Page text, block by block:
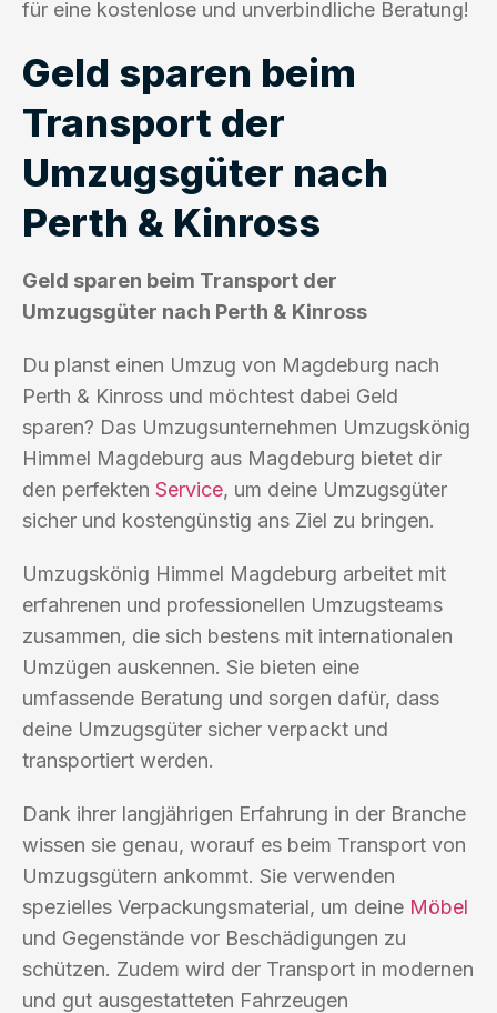
für eine kostenlose und unverbindliche Beratung!
Geld sparen beim
Transport der
Umzugsgüter nach
Perth & Kinross
Geld sparen beim Transport der
Umzugsgüter nach Perth & Kinross
Du planst einen Umzug von Magdeburg nach
Perth & Kinross und möchtest dabei Geld
sparen? Das Umzugsunternehmen Umzugskönig
Himmel Magdeburg aus Magdeburg bietet dir
den perfekten Service, um deine Umzugsgüter
sicher und kostengünstig ans Ziel zu bringen.
Umzugskönig Himmel Magdeburg arbeitet mit
erfahrenen und professionellen Umzugsteams
zusammen, die sich bestens mit internationalen
Umzügen auskennen. Sie bieten eine
umfassende Beratung und sorgen dafür, dass
deine Umzugsgüter sicher verpackt und
transportiert werden.
Dank ihrer langjährigen Erfahrung in der Branche
wissen sie genau, worauf es beim Transport von
Umzugsgütern ankommt. Sie verwenden
spezielles Verpackungsmaterial, um deine Möbel
und Gegenstände vor Beschädigungen zu
schützen. Zudem wird der Transport in modernen
und gut ausgestatteten Fahrzeugen